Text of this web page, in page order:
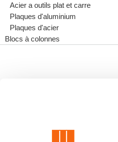
Acier a outils plat et carre
Plaques d'aluminium
Plaques d'acier
Blocs à colonnes